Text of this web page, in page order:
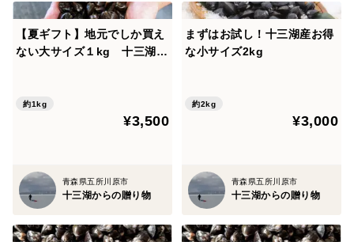
【夏ギフト】地元でしか買え
ない大サイズ１kg 十三湖産
約1kg
¥3,500
青森県五所川原市
十三湖からの贈り物
まずはお試し！十三湖産お得
な小サイズ2kg
約2kg
¥3,000
青森県五所川原市
十三湖からの贈り物